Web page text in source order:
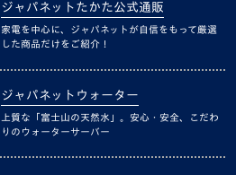
ジャパネットたかた公式通販
家電を中心に、ジャパネットが自信をもって厳選
した商品だけをご紹介！
ジャパネットウォーター
上質な「富士山の天然水」。安心・安全、こだわ
りのウォーターサーバー